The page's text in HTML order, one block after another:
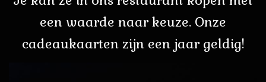
een waarde naar keuze. Onze
cadeaukaarten zijn een jaar geldig!